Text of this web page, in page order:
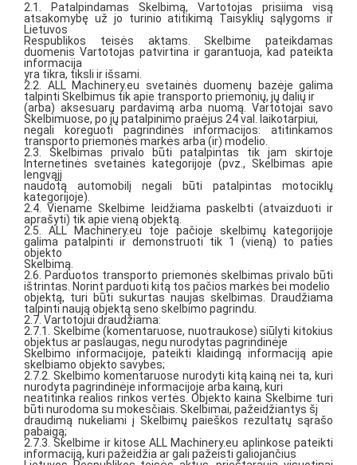
2.1. Patalpindamas Skelbimą, Vartotojas prisiima visą
atsakomybę už jo turinio atitikimą Taisyklių sąlygoms ir
Lietuvos
Respublikos teisės aktams. Skelbime pateikdamas
duomenis Vartotojas patvirtina ir garantuoja, kad pateikta
informacija
yra tikra, tiksli ir išsami.
2.2. ALL Machinery.eu svetainės duomenų bazėje galima
talpinti Skelbimus tik apie transporto priemonių, jų dalių ir
(arba) aksesuarų pardavimą arba nuomą. Vartotojai savo
Skelbimuose, po jų patalpinimo praėjus 24 val. laikotarpiui,
negali koreguoti pagrindinės informacijos: atitinkamos
transporto priemonės markės arba (ir) modelio.
2.3. Skelbimas privalo būti patalpintas tik jam skirtoje
Internetinės svetainės kategorijoje (pvz., Skelbimas apie
lengvąjį
naudotą automobilį negali būti patalpintas motociklų
kategorijoje).
2.4. Viename Skelbime leidžiama paskelbti (atvaizduoti ir
aprašyti) tik apie vieną objektą.
2.5. ALL Machinery.eu toje pačioje skelbimų kategorijoje
galima patalpinti ir demonstruoti tik 1 (vieną) to paties
objekto
Skelbimą.
2.6. Parduotos transporto priemonės skelbimas privalo būti
ištrintas. Norint parduoti kitą tos pačios markės bei modelio
objektą, turi būti sukurtas naujas skelbimas. Draudžiama
talpinti naują objektą seno skelbimo pagrindu.
2.7. Vartotojui draudžiama:
2.7.1. Skelbime (komentaruose, nuotraukose) siūlyti kitokius
objektus ar paslaugas, negu nurodytas pagrindinėje
Skelbimo informacijoje, pateikti klaidingą informaciją apie
skelbiamo objekto savybes;
2.7.2. Skelbimo komentaruose nurodyti kitą kainą nei ta, kuri
nurodyta pagrindinėje informacijoje arba kainą, kuri
neatitinka realios rinkos vertės. Objekto kaina Skelbime turi
būti nurodoma su mokesčiais. Skelbimai, pažeidžiantys šį
draudimą nukeliami į Skelbimų paieškos rezultatų sąrašo
pabaigą;
2.7.3. Skelbime ir kitose ALL Machinery.eu aplinkose pateikti
informaciją, kuri pažeidžia ar gali pažeisti galiojančius